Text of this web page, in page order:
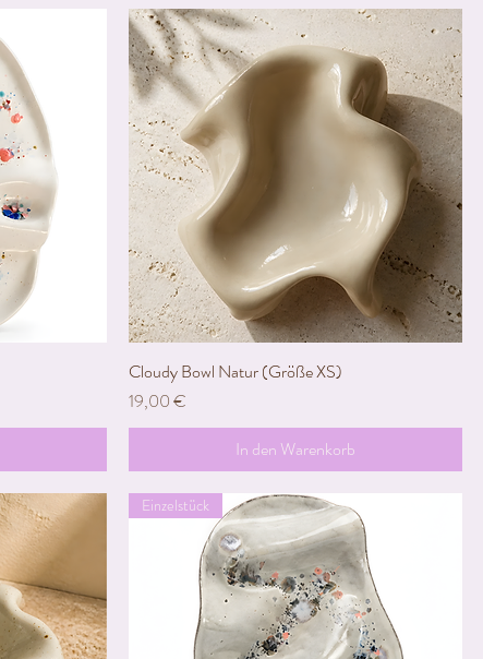
Schnellansicht
Cloudy Bowl Natur (Größe XS)
Preis
19,00 €
In den Warenkorb
Einzelstück